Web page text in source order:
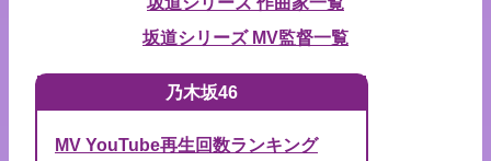
坂道シリーズ MV監督一覧
乃木坂46
MV YouTube再生回数ランキング